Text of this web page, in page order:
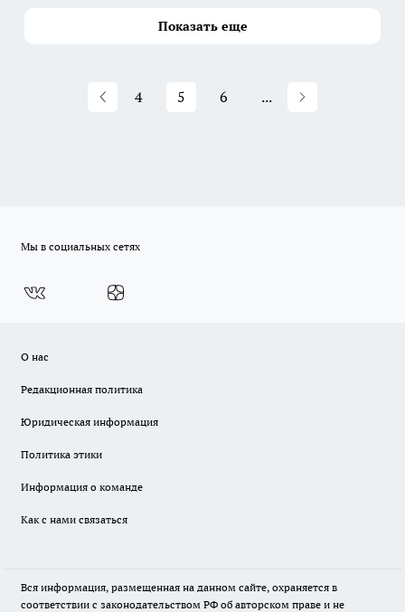
Показать еще
4 5 6 ...
Мы в социальных сетях
О нас
Редакционная политика
Юридическая информация
Политика этики
Информация о команде
Как с нами связаться
Вся информация, размещенная на данном сайте, охраняется в
соответствии с законодательством РФ об авторском праве и не